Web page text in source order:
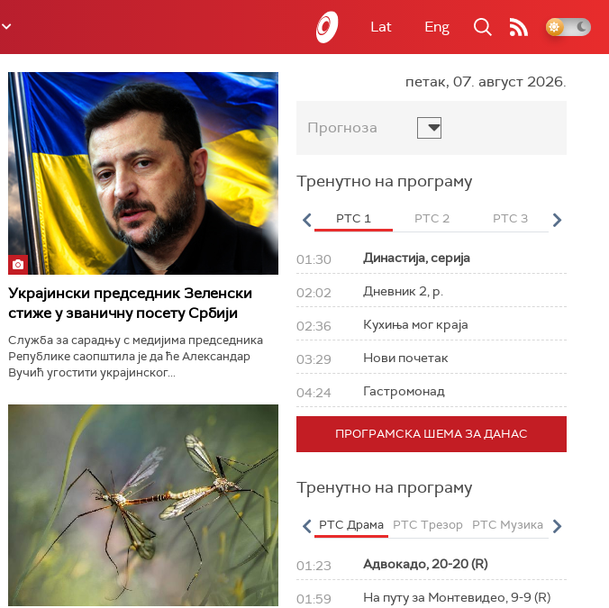
Lat Eng
Украјински председник Зеленски
стиже у званичну посету Србији
Служба за сарадњу с медијима председника
Републике саопштила је да ће Александар
Вучић угостити украјинског...
петак, 07. август 2026.
Прогноза
Тренутно на програму
РТС 3 РТС Свет РТС HD РТС 1 РТС 2 РТС 3 РТС
01:30 Династија, серија
02:02 Дневник 2, р.
02:36 Кухиња мог краја
03:29 Нови почетак
04:24 Гастромонад
ПРОГРАМСКА ШЕМА ЗА ДАНАС
Тренутно на програму
РТС Класика РТС Коло РТС Полетарац РТС Драма РТС Трезор РТС Музика РТС
01:23 Адвокадо, 20-20 (R)
01:59 На путу за Монтевидео, 9-9 (R)